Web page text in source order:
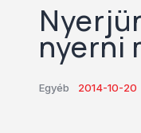
nyerni
Egyéb 2014-10-20